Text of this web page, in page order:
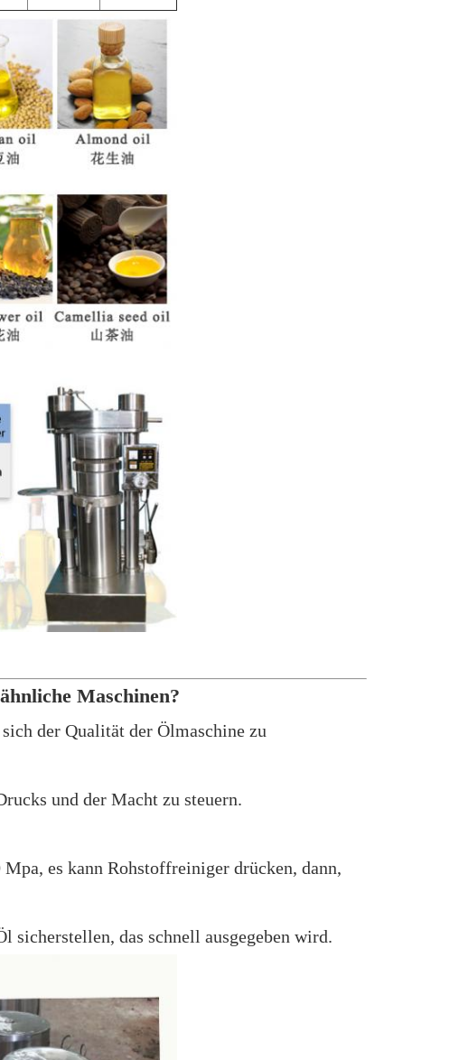
Maschinen?
der Qualität der Ölmaschine zu
und der Macht zu steuern.
es kann Rohstoffreiniger drücken, dann,
sicherstellen, das schnell ausgegeben wird.